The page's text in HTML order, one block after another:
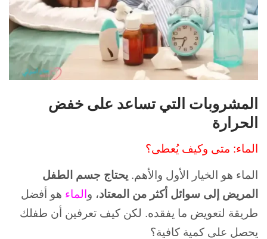
المشروبات التي تساعد على خفض
الحرارة
الماء: متى وكيف يُعطى؟
الماء هو الخيار الأول والأهم. يحتاج جسم الطفل
المريض إلى سوائل أكثر من المعتاد، و الماء هو أفضل
طريقة لتعويض ما يفقده. لكن كيف تعرفين أن طفلك
يحصل على كمية كافية؟